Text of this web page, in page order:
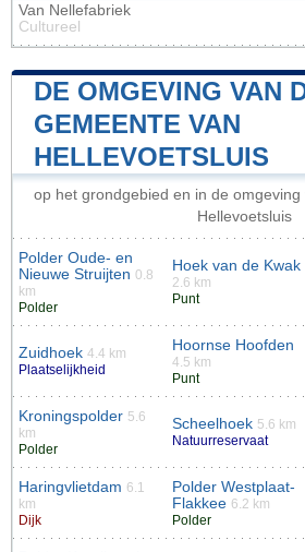
Van Nellefabriek
Cultureel
DE OMGEVING VAN
GEMEENTE VAN
HELLEVOETSLUIS
op het grondgebied en in de
Hellevoetsluis
Polder Oude- en
Nieuwe Struijten 0.8
km
Polder
Hoek van de Kwak
2.6 km
Punt
Zuidhoek 4.4 km
Plaatselijkheid
Hoornse Hoofden
4.5 km
Punt
Kroningspolder 5.6
km
Polder
Scheelhoek 5.6 km
Natuurreservaat
Haringvlietdam 6.1
km
Dijk
Polder Westplaat-
Flakkee 6.2 km
Polder